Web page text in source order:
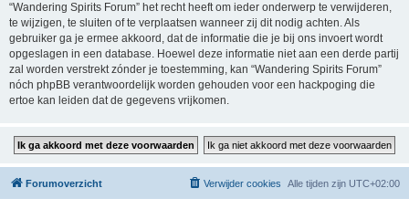
“Wandering Spirits Forum” het recht heeft om ieder onderwerp te verwijderen,
te wijzigen, te sluiten of te verplaatsen wanneer zij dit nodig achten. Als
gebruiker ga je ermee akkoord, dat de informatie die je bij ons invoert wordt
opgeslagen in een database. Hoewel deze informatie niet aan een derde partij
zal worden verstrekt zónder je toestemming, kan “Wandering Spirits Forum”
nóch phpBB verantwoordelijk worden gehouden voor een hackpoging die
ertoe kan leiden dat de gegevens vrijkomen.
Forumoverzicht Alle tijden zijn UTC+02:00
Verwijder cookies